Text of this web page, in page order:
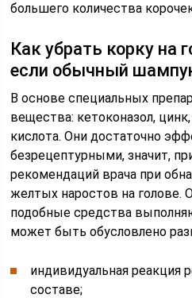
большего количества
Как убрать корку на
если обычный
В основе специальных
вещества: кетоконазол,
кислота. Они достаточно
безрецептурными, значит,
рекомендаций врача при
желтых наростов на голове.
подобные средства
может быть обусловлено
индивидуальная реакция
составе;